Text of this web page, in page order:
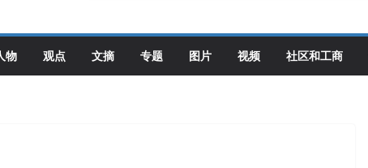
物 观点 文摘 专题 图片 视频 社区和工商